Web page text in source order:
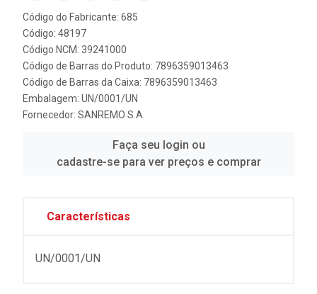
Código do Fabricante: 685
Código: 48197
Código NCM: 39241000
Código de Barras do Produto: 7896359013463
Código de Barras da Caixa: 7896359013463
Embalagem: UN/0001/UN
Fornecedor: SANREMO S.A.
Faça seu login ou
cadastre-se para ver preços e comprar
Características
UN/0001/UN